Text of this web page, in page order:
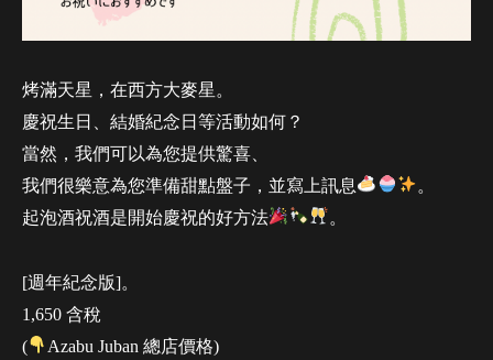
烤滿天星，在西方大麥星。
慶祝生日、結婚紀念日等活動如何？
當然，我們可以為您提供驚喜、
我們很樂意為您準備甜點盤子，並寫上訊息
。
起泡酒祝酒是開始慶祝的好方法
。
[週年紀念版]。
1,650 含稅
(
Azabu Juban 總店價格)